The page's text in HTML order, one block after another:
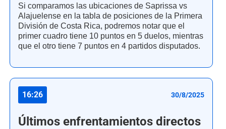
Si comparamos las ubicaciones de Saprissa vs
Alajuelense en la tabla de posiciones de la Primera
División de Costa Rica, podremos notar que el
primer cuadro tiene 10 puntos en 5 duelos, mientras
que el otro tiene 7 puntos en 4 partidos disputados.
16:26 30/8/2025
Últimos enfrentamientos directos